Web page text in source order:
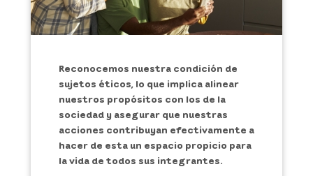
Reconocemos nuestra condición de
sujetos éticos, lo que implica alinear
nuestros propósitos con los de la
sociedad y asegurar que nuestras
acciones contribuyan efectivamente a
hacer de esta un espacio propicio para
la vida de todos sus integrantes.